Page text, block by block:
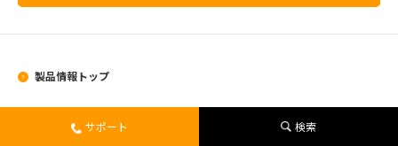
製品情報トップ
サポート 検索